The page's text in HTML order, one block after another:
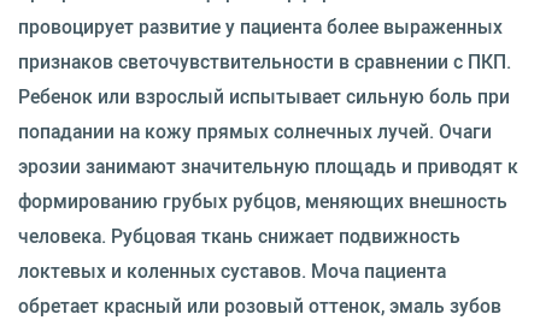
провоцирует развитие у пациента более выраженных
признаков светочувствительности в сравнении с ПКП.
Ребенок или взрослый испытывает сильную боль при
попадании на кожу прямых солнечных лучей. Очаги
эрозии занимают значительную площадь и приводят к
формированию грубых рубцов, меняющих внешность
человека. Рубцовая ткань снижает подвижность
локтевых и коленных суставов. Моча пациента
обретает красный или розовый оттенок, эмаль зубов